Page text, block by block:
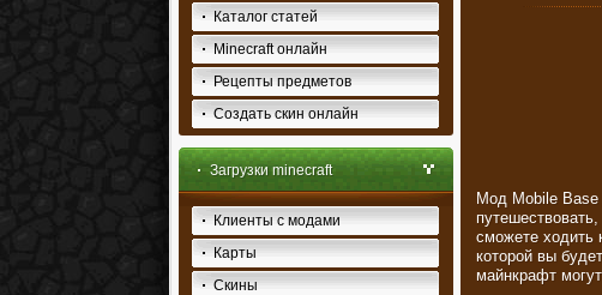
Каталог статей
Minecraft онлайн
Рецепты предметов
Создать скин онлайн
Загрузки minecraft
Клиенты с модами
Карты
Скины
Мод Mobile Base
сможете ходить
которой вы
майнкрафт